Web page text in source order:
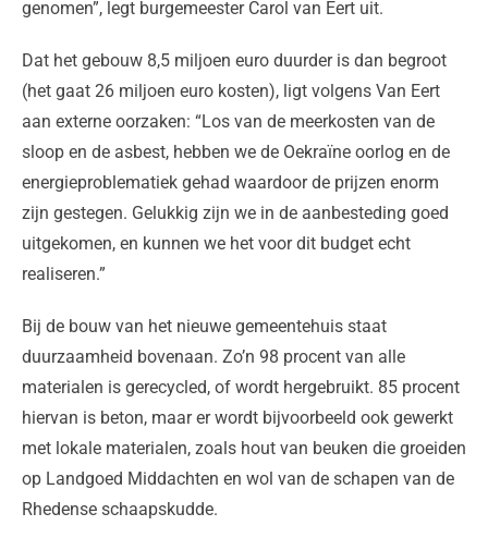
genomen”, legt burgemeester Carol van Eert uit.
Dat het gebouw 8,5 miljoen euro duurder is dan begroot
(het gaat 26 miljoen euro kosten), ligt volgens Van Eert
aan externe oorzaken: “Los van de meerkosten van de
sloop en de asbest, hebben we de Oekraïne oorlog en de
energieproblematiek gehad waardoor de prijzen enorm
zijn gestegen. Gelukkig zijn we in de aanbesteding goed
uitgekomen, en kunnen we het voor dit budget echt
realiseren.”
Bij de bouw van het nieuwe gemeentehuis staat
duurzaamheid bovenaan. Zo’n 98 procent van alle
materialen is gerecycled, of wordt hergebruikt. 85 procent
hiervan is beton, maar er wordt bijvoorbeeld ook gewerkt
met lokale materialen, zoals hout van beuken die groeiden
op Landgoed Middachten en wol van de schapen van de
Rhedense schaapskudde.